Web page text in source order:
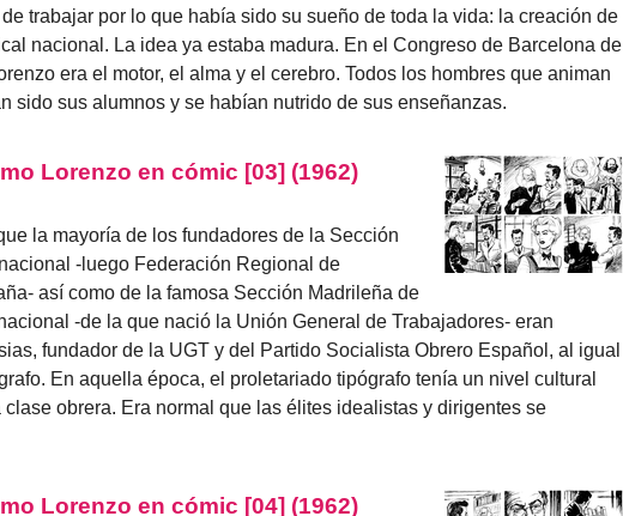
trabajar por lo que había sido su sueño de toda la vida: la creación de
nacional. La idea ya estaba madura. En el Congreso de Barcelona de
era el motor, el alma y el cerebro. Todos los hombres que animan
sido sus alumnos y se habían nutrido de sus enseñanzas.
Lorenzo en cómic [03] (1962)
la mayoría de los fundadores de la Sección
-luego Federación Regional de
así como de la famosa Sección Madrileña de
-de la que nació la Unión General de Trabajadores- eran
fundador de la UGT y del Partido Socialista Obrero Español, al igual
En aquella época, el proletariado tipógrafo tenía un nivel cultural
obrera. Era normal que las élites idealistas y dirigentes se
Lorenzo en cómic [04] (1962)